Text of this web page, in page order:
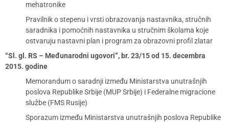
mehatronike
Pravilnik o stepenu i vrsti obrazovanja nastavnika, stručnih
saradnika i pomoćnih nastavnika u stručnim školama koje
ostvaruju nastavni plan i program za obrazovni profil zlatar
“Sl. gl. RS – Međunarodni ugovori”, br. 23/15 od 15. decembra
2015. godine
Memorandum o saradnji između Ministarstva unutrašnjih
poslova Republike Srbije (MUP Srbije) i Federalne migracione
službe (FMS Rusije)
Sporazum između Ministarstva unutrašnjih poslova Republike